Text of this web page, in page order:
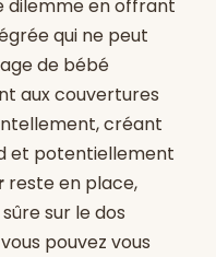
dilemme en offrant
qui ne peut
de bébé
aux couvertures
créant
et potentiellement
reste en place,
sur le dos
pouvez vous